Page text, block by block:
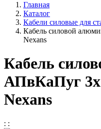
Главная
Каталог
Кабели силовые для
Кабель силовой
Nexans
Кабель
АПвКаПуг
Nexans
: :